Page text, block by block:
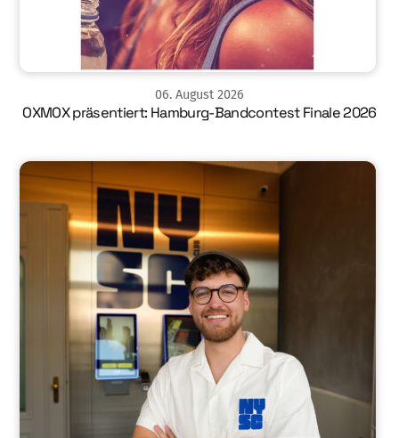
06. August 2026
OXMOX präsentiert: Hamburg-Bandcontest Finale 2026